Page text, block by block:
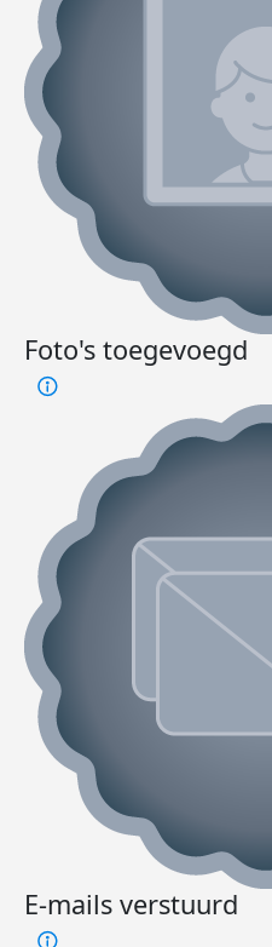
Foto's toegevoegd
E-mails verstuurd